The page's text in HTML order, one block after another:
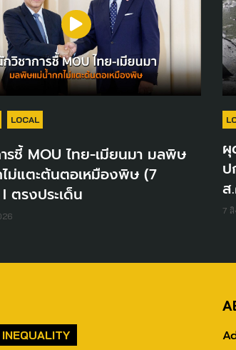
LOCAL
รชี้ MOU ไทย-เมียนมา มลพิษ
ม่แตะต้นตอเหมืองพิษ (7
ตรงประเด็น
ผุ
ป
ส
7
INEQUALITY